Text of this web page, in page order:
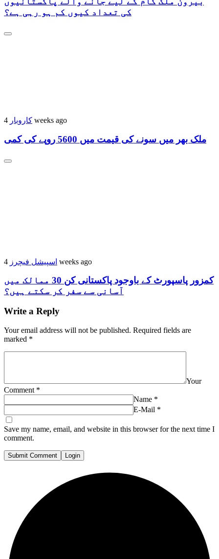
کی تعداد کیوں کم ہو رہی ہے؟
کاروبار 4 weeks ago
ملک بھر میں سونے کی قیمت میں 5600 روپے کی کمی
اسپیشل فیچرز 4 weeks ago
کمزور پاسپورٹ کے باوجود پاکستانی کن 30 ممالک میں
آسانی سے سفر کر سکتے ہیں؟
Write a Reply
Your email address will not be published. Required fields are
marked *
Your
Comment *
Name *
E-Mail *
Save my name, email, and website in this browser for the next time I
comment.
Submit Comment Login